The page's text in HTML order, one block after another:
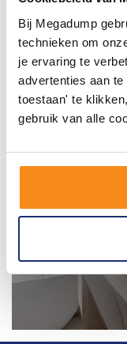
Bij Megadump
technieken om
je ervaring te
advertenties aan
toestaan' te
gebruik van alle